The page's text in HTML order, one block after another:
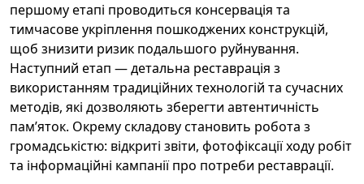
першому етапі проводиться консервація та
тимчасове укріплення пошкоджених конструкцій,
щоб знизити ризик подальшого руйнування.
Наступний етап — детальна реставрація з
використанням традиційних технологій та сучасних
методів, які дозволяють зберегти автентичність
пам’яток. Окрему складову становить робота з
громадськістю: відкриті звіти, фотофіксації ходу робіт
та інформаційні кампанії про потреби реставрації.